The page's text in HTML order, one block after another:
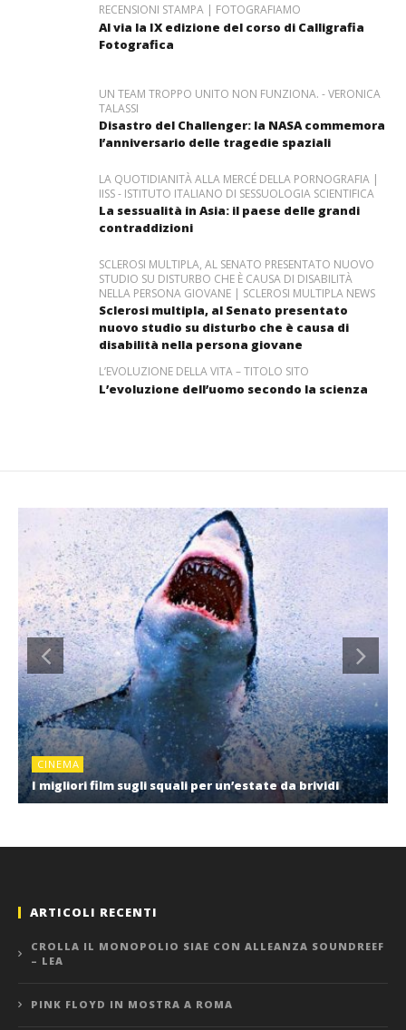
RECENSIONI STAMPA | FOTOGRAFIAMO
Al via la IX edizione del corso di Calligrafia
Fotografica
UN TEAM TROPPO UNITO NON FUNZIONA. - VERONICA
TALASSI
Disastro del Challenger: la NASA commemora
l’anniversario delle tragedie spaziali
LA QUOTIDIANITÀ ALLA MERCÉ DELLA PORNOGRAFIA |
IISS - ISTITUTO ITALIANO DI SESSUOLOGIA SCIENTIFICA
La sessualità in Asia: il paese delle grandi
contraddizioni
SCLEROSI MULTIPLA, AL SENATO PRESENTATO NUOVO
STUDIO SU DISTURBO CHE È CAUSA DI DISABILITÀ
NELLA PERSONA GIOVANE | SCLEROSI MULTIPLA NEWS
Sclerosi multipla, al Senato presentato
nuovo studio su disturbo che è causa di
disabilità nella persona giovane
L’EVOLUZIONE DELLA VITA – TITOLO SITO
L’evoluzione dell’uomo secondo la scienza
CINEMA
I migliori film sugli squali per un’estate da brividi
ARTICOLI RECENTI
CROLLA IL MONOPOLIO SIAE CON ALLEANZA SOUNDREEF
– LEA
PINK FLOYD IN MOSTRA A ROMA